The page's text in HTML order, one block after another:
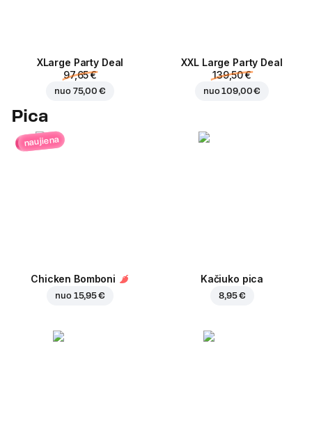
ХLarge Party Deal
97,65 €
nuo 75,00 €
XXL Large Party Deal
139,50 €
nuo109,00 €
Pica
naujiena
Chicken Bomboni
nuo 15,95 €
Kačiuko pica
8,95 €